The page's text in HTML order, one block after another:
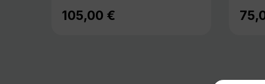
Regulärer Preis:
105,00 €